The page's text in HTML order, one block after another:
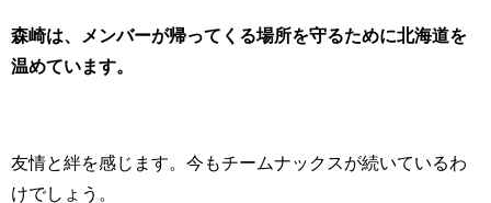
森崎は、メンバーが帰ってくる場所を守るために北海道を
温めています。
友情と絆を感じます。今もチームナックスが続いているわ
けでしょう。